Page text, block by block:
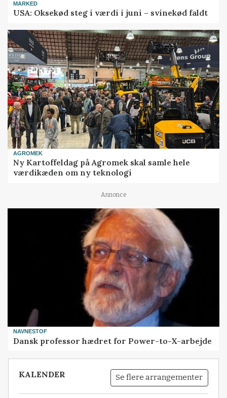
MARKED
USA: Oksekød steg i værdi i juni – svinekød faldt
AGROMEK
Ny Kartoffeldag på Agromek skal samle hele
værdikæden om ny teknologi
Annonce
NAVNESTOF
Dansk professor hædret for Power-to-X-arbejde
KALENDER Se flere arrangementer